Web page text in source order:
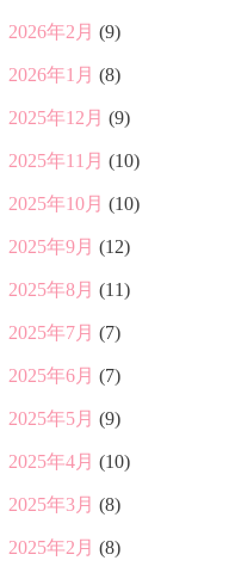
2026年2月 (9)
2026年1月 (8)
2025年12月 (9)
2025年11月 (10)
2025年10月 (10)
2025年9月 (12)
2025年8月 (11)
2025年7月 (7)
2025年6月 (7)
2025年5月 (9)
2025年4月 (10)
2025年3月 (8)
2025年2月 (8)